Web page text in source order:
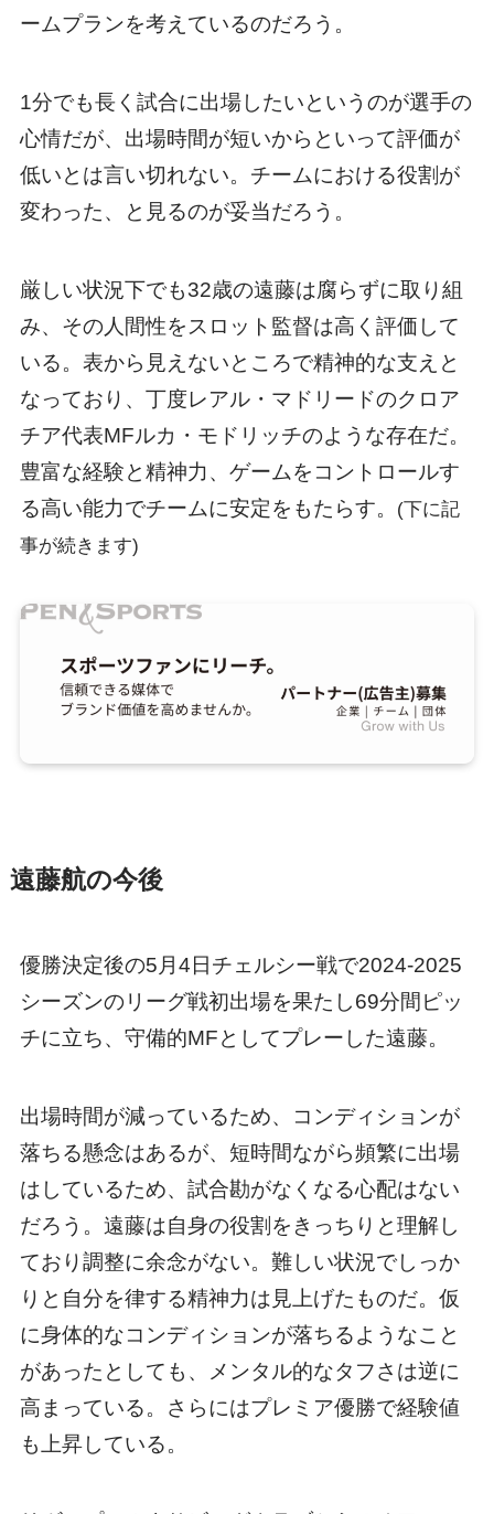
ームプランを考えているのだろう。
1分でも長く試合に出場したいというのが選手の
心情だが、出場時間が短いからといって評価が
低いとは言い切れない。チームにおける役割が
変わった、と見るのが妥当だろう。
厳しい状況下でも32歳の遠藤は腐らずに取り組
み、その人間性をスロット監督は高く評価して
いる。表から見えないところで精神的な支えと
なっており、丁度レアル・マドリードのクロア
チア代表MFルカ・モドリッチのような存在だ。
豊富な経験と精神力、ゲームをコントロールす
る高い能力でチームに安定をもたらす。
(下に記
事が続きます)
遠藤航の今後
優勝決定後の5月4日チェルシー戦で2024-2025
シーズンのリーグ戦初出場を果たし69分間ピッ
チに立ち、守備的MFとしてプレーした遠藤。
出場時間が減っているため、コンディションが
落ちる懸念はあるが、短時間ながら頻繁に出場
はしているため、試合勘がなくなる心配はない
だろう。遠藤は自身の役割をきっちりと理解し
ており調整に余念がない。難しい状況でしっか
りと自分を律する精神力は見上げたものだ。仮
に身体的なコンディションが落ちるようなこと
があったとしても、メンタル的なタフさは逆に
高まっている。さらにはプレミア優勝で経験値
も上昇している。